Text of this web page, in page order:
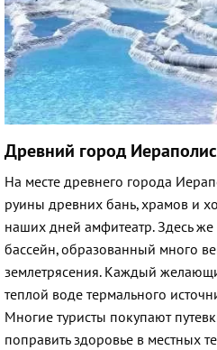
Древний город
На месте древнего города
руины древних бань, храмов и
наших дней амфитеатр. Здесь
бассейн, образованный много
землетрясения. Каждый
теплой воде термального
Многие туристы покупают
поправить здоровье в местных